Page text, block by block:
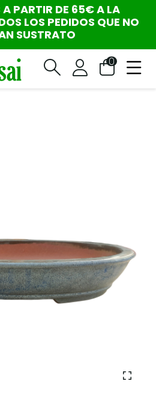
PARTIR DE 65€ A LA
LOS PEDIDOS QUE NO
SUSTRATO
0